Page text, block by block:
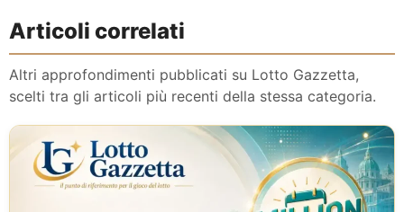
Articoli correlati
Altri approfondimenti pubblicati su Lotto Gazzetta,
scelti tra gli articoli più recenti della stessa categoria.